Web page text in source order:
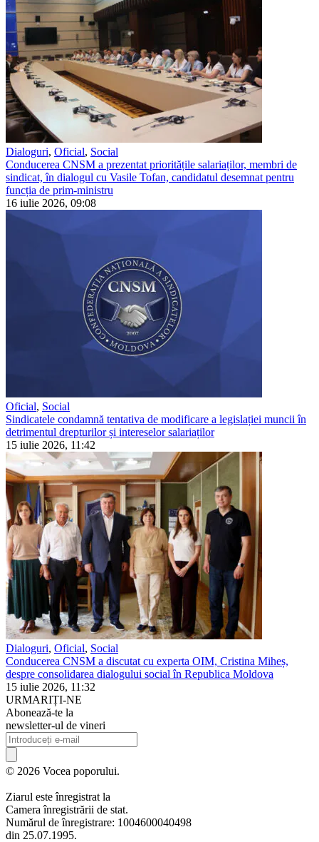
Dialoguri, Oficial, Social
Conducerea CNSM a prezentat prioritățile salariaților, membri de
sindicat, în dialogul cu Vasile Tofan, candidatul desemnat pentru
funcția de prim-ministru
16 iulie 2026, 09:08
Oficial, Social
Sindicatele condamnă tentativa de modificare a legislației muncii în
detrimentul drepturilor și intereselor salariaților
15 iulie 2026, 11:42
Dialoguri, Oficial, Social
Conducerea CNSM a discutat cu experta OIM, Cristina Miheș,
despre consolidarea dialogului social în Republica Moldova
15 iulie 2026, 11:32
URMARIȚI-NE
Abonează-te la
newsletter-ul de vineri
© 2026 Vocea poporului.
Ziarul este înregistrat la
Camera înregistrării de stat.
Numărul de înregistrare: 1004600040498
din 25.07.1995.